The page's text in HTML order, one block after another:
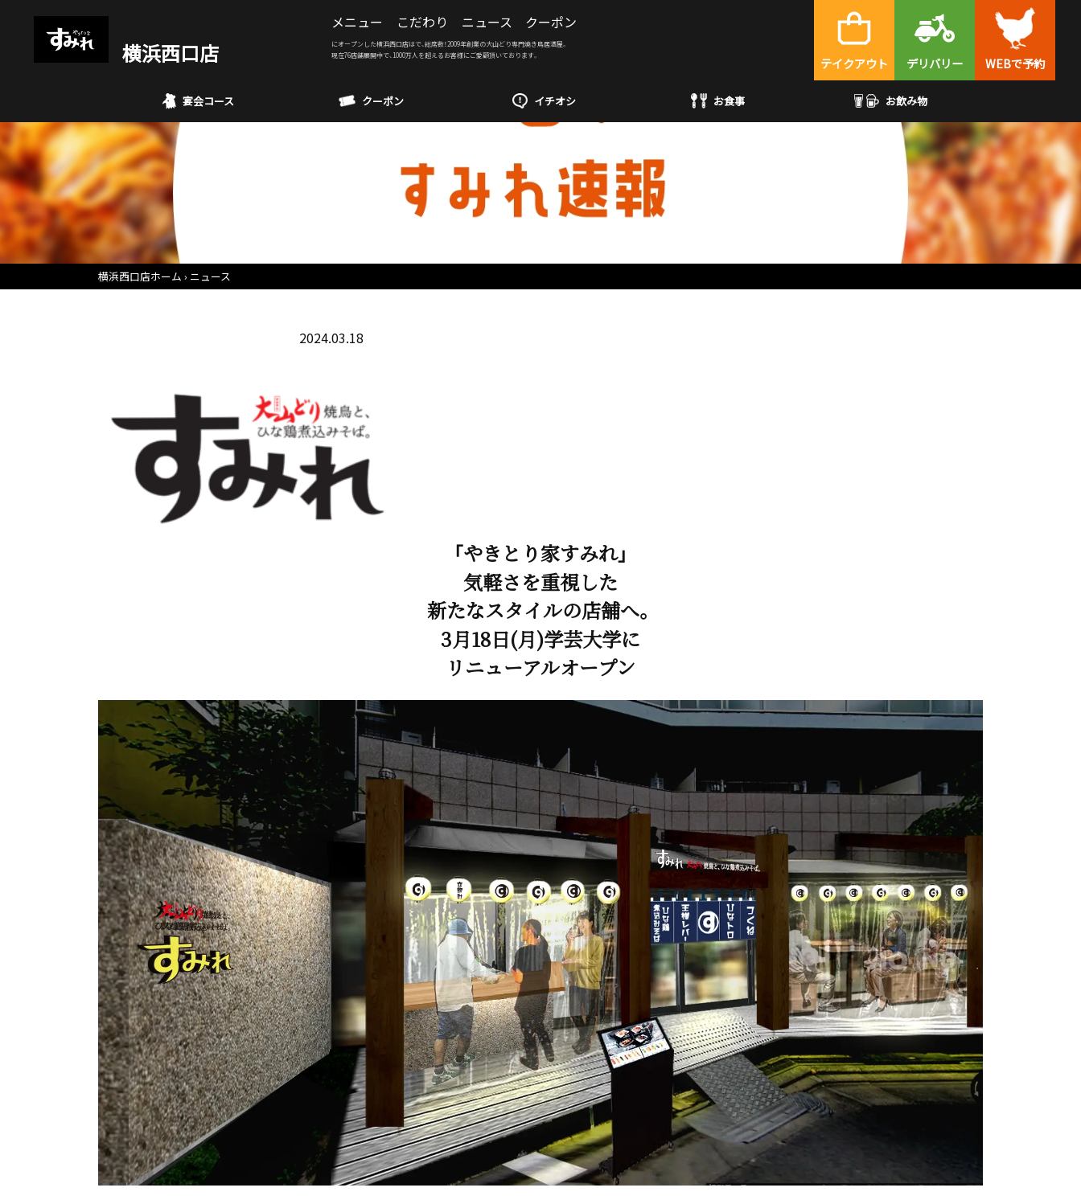
横浜西口店
メニュー こだわり ニュース クーポン
テイクアウト デリバリー WEBで予約
にオープンした横浜西口店はで、総席数！2009年創業の大山どり専門焼き鳥居酒屋。
現在76店舗展開中で、1000万人を超えるお客様にご愛顧頂いております。
宴会コース クーポン イチオシ お食事 お飲み物
横浜西口店ホーム ニュース
2024.03.18
「やきとり家すみれ」
気軽さを重視した
新たなスタイルの店舗へ。
3月18日(月)学芸大学に
リニューアルオープン